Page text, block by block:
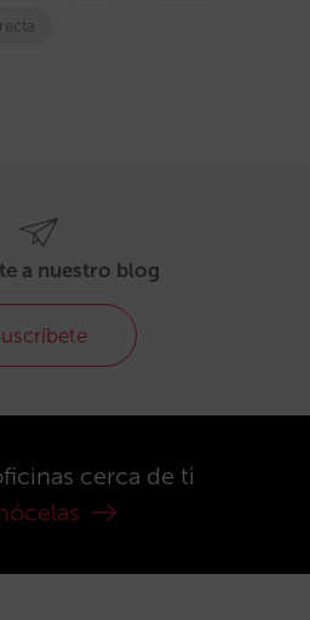
a nuestro blog
cerca de ti